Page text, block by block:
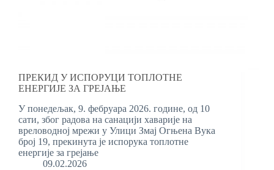
ПРЕКИД У ИСПОРУЦИ ТОПЛОТНЕ
ЕНЕРГИЈЕ ЗА ГРЕЈАЊЕ
У понедељак, 9. фебруара 2026. године, од 10
сати, због радова на санацији хаварије на
вреловодној мрежи у Улици Змај Огњена Вука
број 19, прекинута је испорука топлотне
енергије за грејање
09.02.2026